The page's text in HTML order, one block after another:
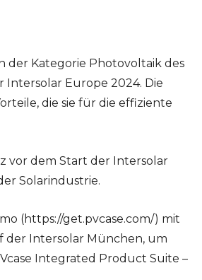
der Kategorie Photovoltaik des
Intersolar Europe 2024. Die
die sie für die effiziente
vor dem Start der Intersolar
Solarindustrie.
(https://get.pvcase.com/) mit
der Intersolar München, um
Integrated Product Suite –